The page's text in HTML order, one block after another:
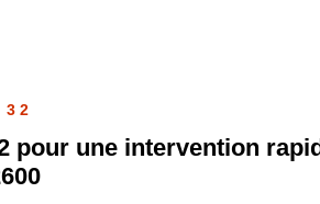
32
pour une intervention